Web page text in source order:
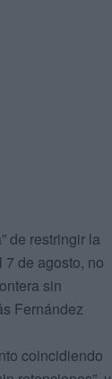
de restringir la
de agosto, no
sin
Fernández
coincidiendo